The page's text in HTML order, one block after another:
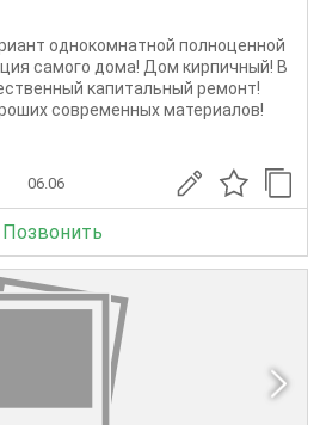
однокомнатной полноценной
самого дома! Дом кирпичный! В
капитальный ремонт!
современных материалов!
06.06
Позвонить